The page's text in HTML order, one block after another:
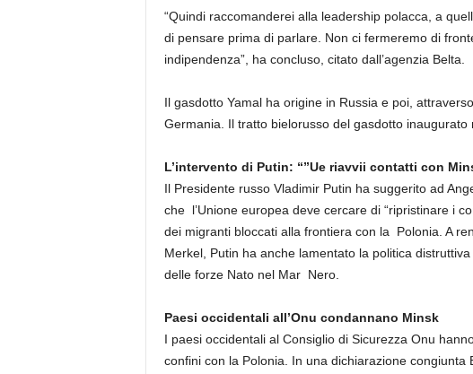
“Quindi raccomanderei alla leadership polacca, a
di pensare prima di parlare. Non ci fermeremo di
indipendenza”, ha concluso, citato dall’agenzia Belta.
Il gasdotto Yamal ha origine in Russia e poi,
Germania. Il tratto bielorusso del gasdotto inaugurato
L’intervento di Putin: “”Ue riavvii contatti con
Il Presidente russo Vladimir Putin ha suggerito ad
che l’Unione europea deve cercare di “ripristinare i
dei migranti bloccati alla frontiera con la Polonia. A
Merkel, Putin ha anche lamentato la politica
delle forze Nato nel Mar Nero.
Paesi occidentali all’Onu condannano Minsk
I paesi occidentali al Consiglio di Sicurezza Onu
confini con la Polonia. In una dichiarazione